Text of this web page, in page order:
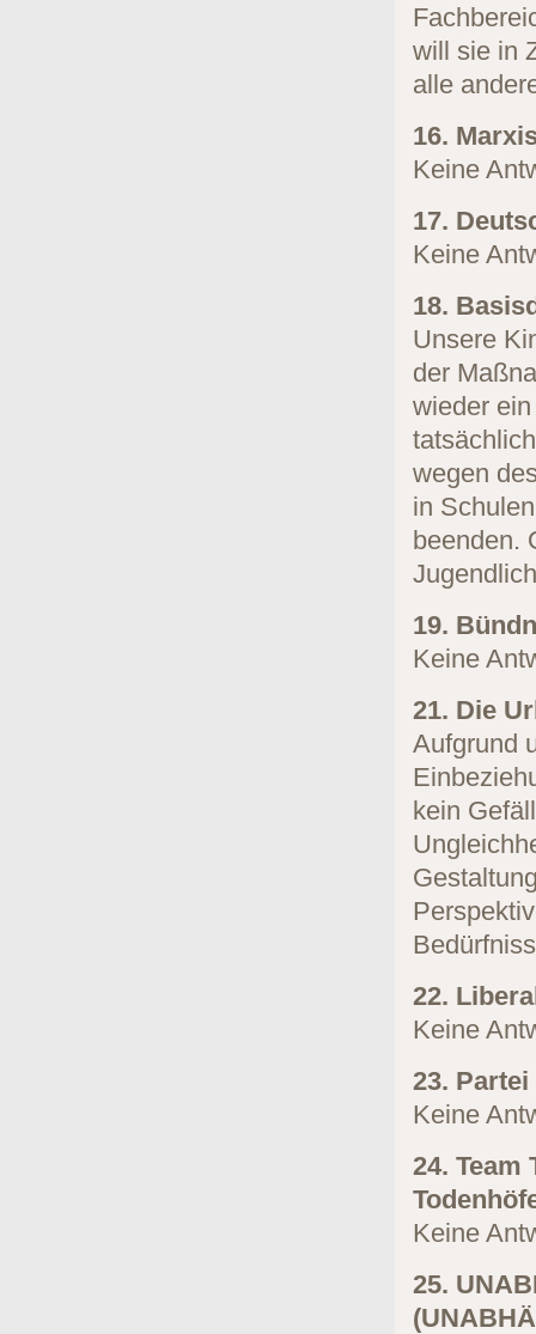
will sie in
alle
16.
Keine
17.
Keine
18.
Unsere
der
wieder
wegen
in
beenden.
19.
Keine
21. Die
Aufgrund
kein
22.
Keine
23.
Keine
24. Team
Keine
25.